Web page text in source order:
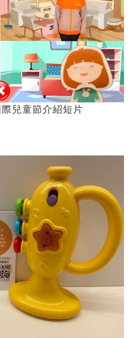
兒童節介紹短片